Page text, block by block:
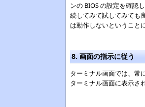
ンの BIOS の設定を確認
続してみて試してみても
は動作しないということ
8. 画面の指示に従う
ターミナル画面では、常
ターミナル画面に表示さ